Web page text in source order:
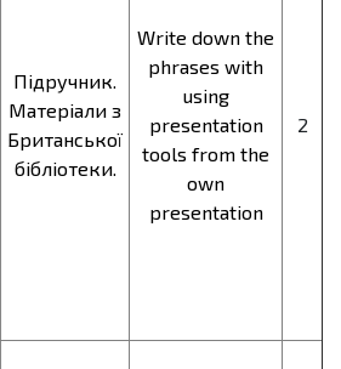
Підручник.
Матеріали з
Британської
бібліотеки.
Write down the
phrases with
using
presentation
tools from the
own
presentation
2